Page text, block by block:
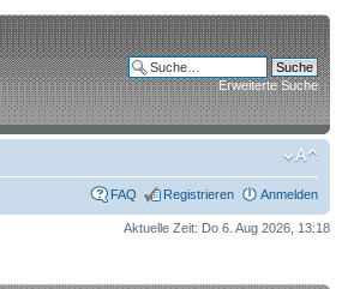
Erweiterte Suche
FAQ Registrieren Anmelden
Aktuelle Zeit: Do 6. Aug 2026, 13:18